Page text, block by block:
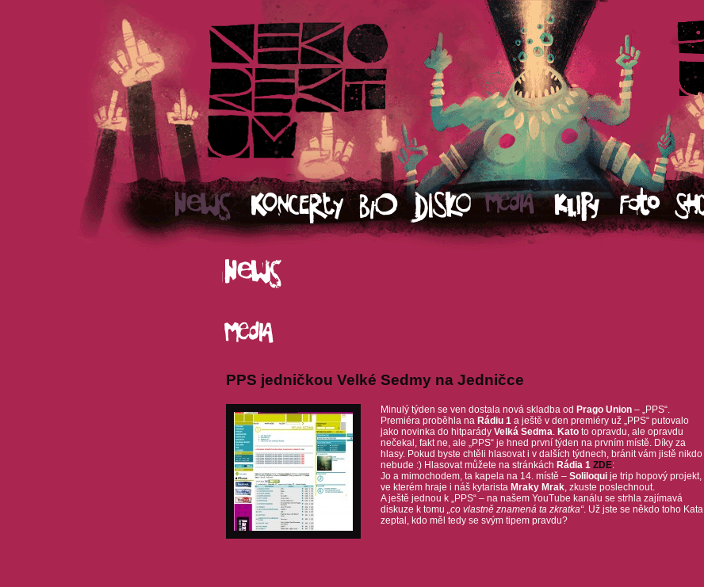
PPS jedničkou Velké Sedmy na Jedničce
Minulý týden se ven dostala nová skladba od Prago Union– „PPS“.
Premiéra proběhla na Rádiu 1a ještě v den premiéry už „PPS“ putovalo
jako novinka do hitparády Velká Sedma. Kato to opravdu, ale opravdu
nečekal, fakt ne, ale „PPS“ je hned první týden na prvním místě. Díky za
hlasy. Pokud byste chtěli hlasovat i v dalších týdnech, bránit vám jistě nikdo
nebude :) Hlasovat můžete na stránkách Rádia 1 ZDE:
Jo a mimochodem, ta kapela na 14. místě – Soliloqui je trip hopový projekt,
ve kterém hraje i náš kytarista Mraky Mrak, zkuste poslechnout.
A ještě jednou k „PPS“ – na našem YouTube kanálu se strhla zajímavá
diskuze k tomu „co vlastně znamená ta zkratka“. Už jste se někdo toho Kata
zeptal, kdo měl tedy se svým tipem pravdu?